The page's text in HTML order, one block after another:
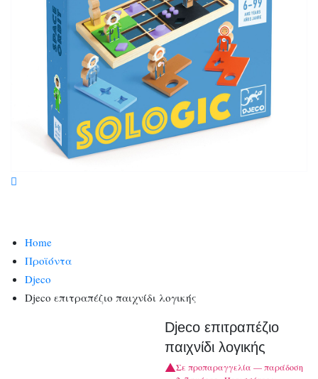
Home
Προϊόντα
Djeco
Djeco επιτραπέζιο παιχνίδι λογικής
Djeco επιτραπέζιο
παιχνίδι λογικής
Σε προπαραγγελία — παράδοση